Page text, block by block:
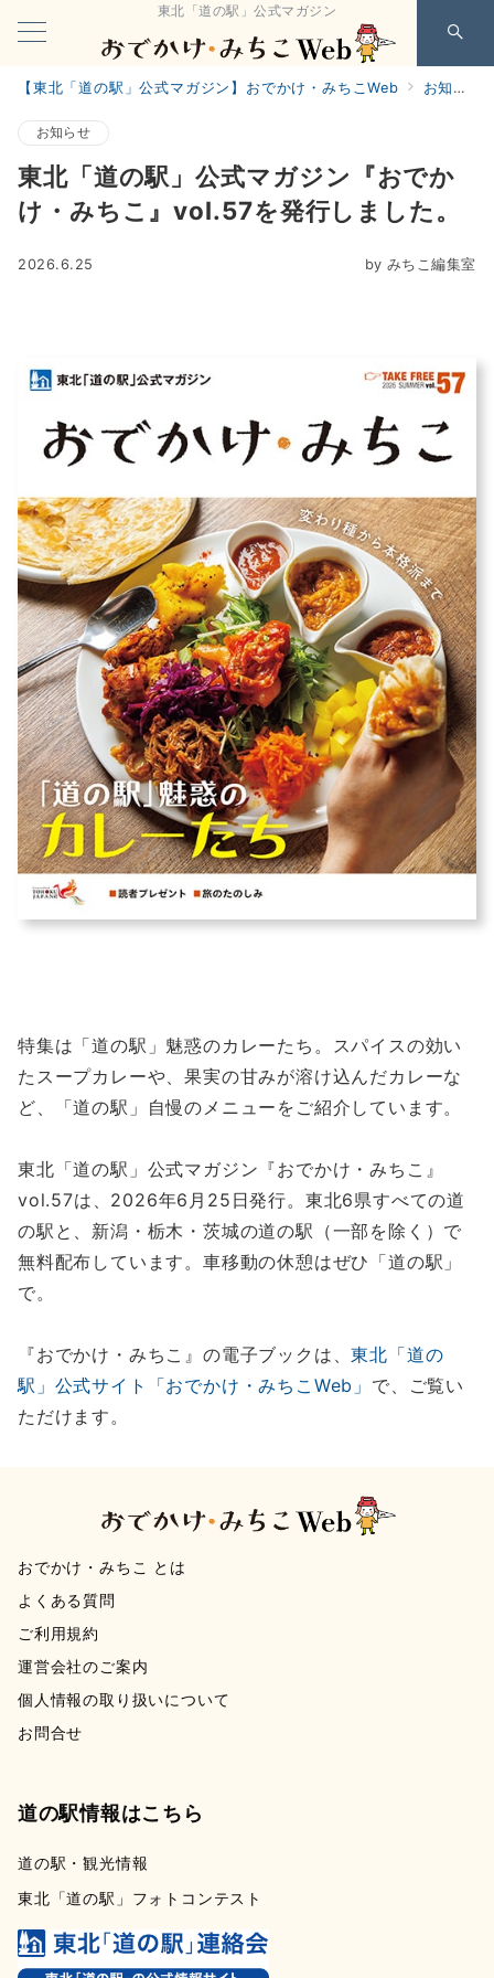
東北「道の駅」公式マガジン
【東北「道の駅」公式マガジン】おでかけ・みちこWeb お知らせ
お知らせ
東北「道の駅」公式マガジン『おでか
け・みちこ』vol.57を発行しました。
2026.6.25 by みちこ編集室
特集は「道の駅」魅惑のカレーたち。スパイスの効い
たスープカレーや、果実の甘みが溶け込んだカレーな
ど、「道の駅」自慢のメニューをご紹介しています。
東北「道の駅」公式マガジン『おでかけ・みちこ』
vol.57は、2026年6月25日発行。東北6県すべての道
の駅と、新潟・栃木・茨城の道の駅（一部を除く）で
無料配布しています。車移動の休憩はぜひ「道の駅」
で。
『おでかけ・みちこ』の電子ブックは、東北「道の
駅」公式サイト「おでかけ・みちこWeb」 で、ご覧い
ただけます。
おでかけ・みちこ とは
よくある質問
ご利用規約
運営会社のご案内
個人情報の取り扱いについて
お問合せ
道の駅情報はこちら
道の駅・観光情報
東北「道の駅」フォトコンテスト